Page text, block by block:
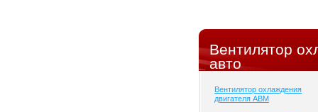
Вентилятор
авто
Вентилятор охлаждения
двигателя ABM